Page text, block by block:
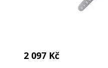
2 097 Kč